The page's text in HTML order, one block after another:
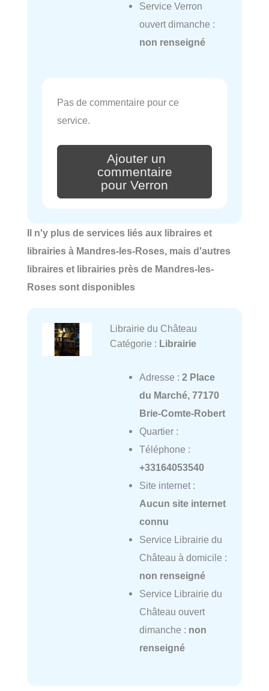
Service Verron
ouvert dimanche :
non renseigné
Pas de commentaire pour ce
service.
Ajouter un
commentaire
pour Verron
Il n'y plus de services liés aux libraires et
librairies à Mandres-les-Roses, mais d'autres
libraires et librairies près de Mandres-les-
Roses sont disponibles
Librairie du Château
Catégorie : Librairie
Adresse : 2 Place
du Marché, 77170
Brie-Comte-Robert
Quartier :
Téléphone :
+33164053540
Site internet :
Aucun site internet
connu
Service Librairie du
Château à domicile :
non renseigné
Service Librairie du
Château ouvert
dimanche : non
renseigné